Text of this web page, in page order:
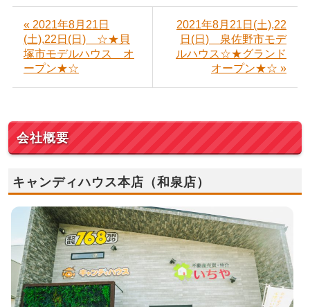
« 2021年8月21日
(土),22日(日) ☆★貝
塚市モデルハウス オ
ープン★☆
2021年8月21日(土),22
日(日) 泉佐野市モデ
ルハウス☆★グランド
オープン★☆ »
会社概要
キャンディハウス本店（和泉店）